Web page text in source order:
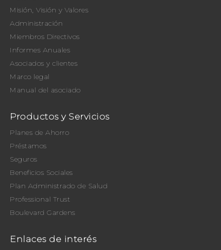
Misión, Visión y Valores
Administración
Miembros Directivos
Informes Anuales
Asociados y clientes
Marco legal
Manual del asociado
Productos y Servicios
Planes de Ahorro
Préstamos
Seguros
Beneficios Sociales
Plan Administrado de Salud
Professional Trust
Boulevard Gardens
Enlaces de interés